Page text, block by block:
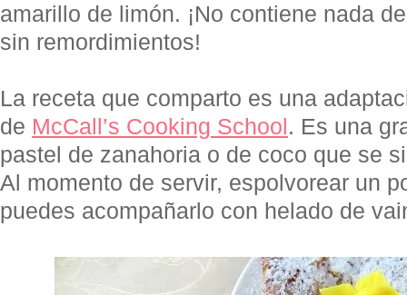
amarillo de limón. ¡No contiene nada
sin remordimientos!
La receta que comparto es una
de McCall’s Cooking School. Es una
pastel de zanahoria o de coco que se
Al momento de servir, espolvorear un
puedes acompañarlo con helado de